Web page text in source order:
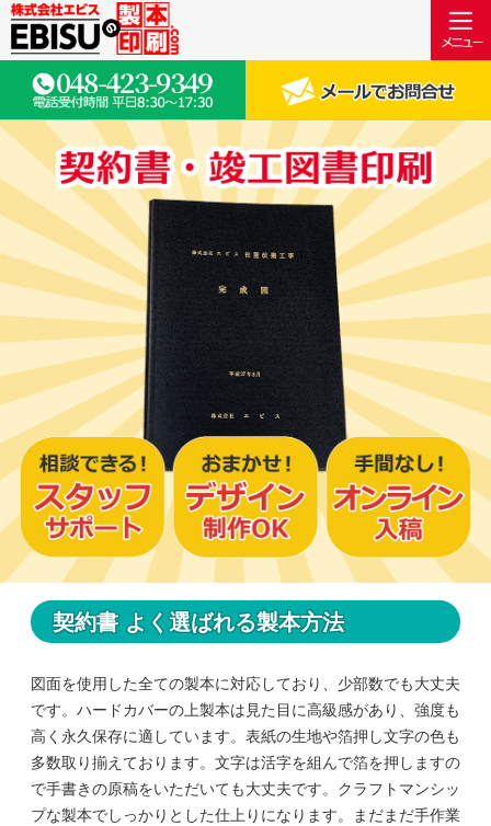
契約書 よく選ばれる製本方法
図面を使用した全ての製本に対応しており、少部数でも大丈夫
です。ハードカバーの上製本は見た目に高級感があり、強度も
高く永久保存に適しています。表紙の生地や箔押し文字の色も
多数取り揃えております。文字は活字を組んで箔を押しますの
で手書きの原稿をいただいても大丈夫です。クラフトマンシッ
プな製本でしっかりとした仕上りになります。まだまだ手作業